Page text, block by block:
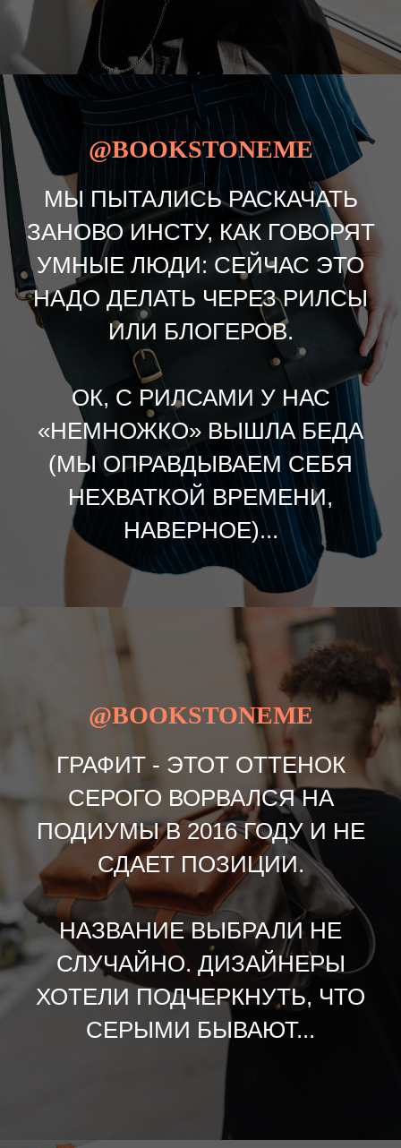
@BOOKSTONEME
МЫ ПЫТАЛИСЬ РАСКАЧАТЬ
ЗАНОВО ИНСТУ, КАК ГОВОРЯТ
УМНЫЕ ЛЮДИ: СЕЙЧАС ЭТО
НАДО ДЕЛАТЬ ЧЕРЕЗ РИЛСЫ
ИЛИ БЛОГЕРОВ.
ОК, С РИЛСАМИ У НАС
«НЕМНОЖКО» ВЫШЛА БЕДА
(МЫ ОПРАВДЫВАЕМ СЕБЯ
НЕХВАТКОЙ ВРЕМЕНИ,
НАВЕРНОЕ)...
@BOOKSTONEME
ГРАФИТ - ЭТОТ ОТТЕНОК
СЕРОГО ВОРВАЛСЯ НА
ПОДИУМЫ В 2016 ГОДУ И НЕ
СДАЕТ ПОЗИЦИИ.
НАЗВАНИЕ ВЫБРАЛИ НЕ
СЛУЧАЙНО. ДИЗАЙНЕРЫ
ХОТЕЛИ ПОДЧЕРКНУТЬ, ЧТО
СЕРЫМИ БЫВАЮТ...